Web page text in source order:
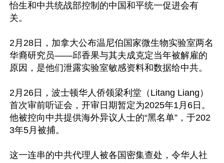
怡生和中共统战部控制的中国和平统一促进会有
关。
2月28日，加拿大公布温尼伯国家微生物实验室两名
华裔研究员——邱香果与其夫成克定当年被解雇的
原因，是他们泄露实验室敏感资料和数据给中共。
2月26日，波士顿华人侨领梁利堂（Litang Liang）
首次审前听证会，开审日期暂定为2025年1月6日。
他被控向中共提供海外异议人士的“黑名单”，于202
3年5月被捕。
这一连串的中共代理人被各国密集查处，令华人社